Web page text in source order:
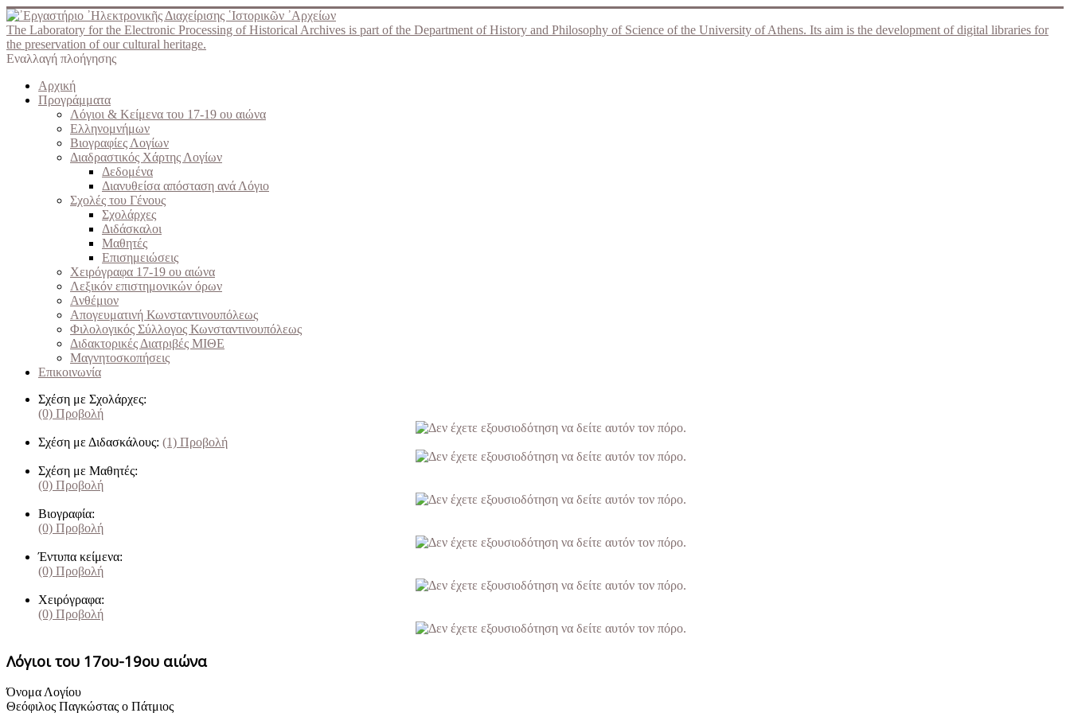
The Laboratory for the Electronic Processing of Historical Archives is part of the Department of History and Philosophy of Science of the University of Athens. Its aim is the development of digital libraries for
the preservation of our cultural heritage.
Εναλλαγή πλοήγησης
Αρχική
Προγράμματα
Λόγιοι & Κείμενα του 17-19 ου αιώνα
Ελληνομνήμων
Βιογραφίες Λογίων
Διαδραστικός Χάρτης Λογίων
Δεδομένα
Διανυθείσα απόσταση ανά Λόγιο
Σχολές του Γένους
Σχολάρχες
Διδάσκαλοι
Μαθητές
Επισημειώσεις
Χειρόγραφα 17-19 ου αιώνα
Λεξικόν επιστημονικών όρων
Ανθέμιον
Απογευματινή Κωνσταντινουπόλεως
Φιλολογικός Σύλλογος Κωνσταντινουπόλεως
Διδακτορικές Διατριβές ΜΙΘΕ
Μαγνητοσκοπήσεις
Επικοινωνία
Σχέση με Σχολάρχες:
(0) Προβολή
Σχέση με Διδασκάλους: (1) Προβολή
Σχέση με Μαθητές:
(0) Προβολή
Βιογραφία:
(0) Προβολή
Έντυπα κείμενα:
(0) Προβολή
Χειρόγραφα:
(0) Προβολή
Λόγιοι του 17ου-19ου αιώνα
Όνομα Λογίου
Θεόφιλος Παγκώστας ο Πάτμιος